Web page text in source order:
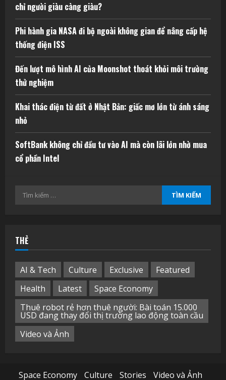
chỉ người giàu càng giàu?
Phi hành gia NASA đi bộ ngoài không gian để nâng cấp hệ
thống điện ISS
Đến lượt mô hình AI của Moonshot thoát khỏi môi trường
thử nghiệm
Khai thác điện từ đất ở Nhật Bản: giấc mơ lớn từ ánh sáng
nhỏ
SoftBank không chỉ đầu tư vào AI mà còn lãi lớn nhờ mua
cổ phần Intel
Tìm
THẺ
AI & Tech Culture Exclusive
Featured
Health
Latest
Space Economy
Thuê robot rẻ hơn thuê người: Bài toán 15.000
USD đang thay đổi thị trường lao động toàn cầu
Video và Ảnh
Space Economy Culture Stories Video và Ảnh